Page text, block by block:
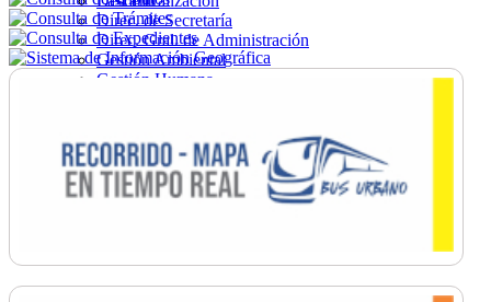
Direc. de Secretaría
Direc. Gral. de Administración
Gestión Ambiental
Gestión Humana
Ordenamiento
Promoción Social
Salud
Secretaría General